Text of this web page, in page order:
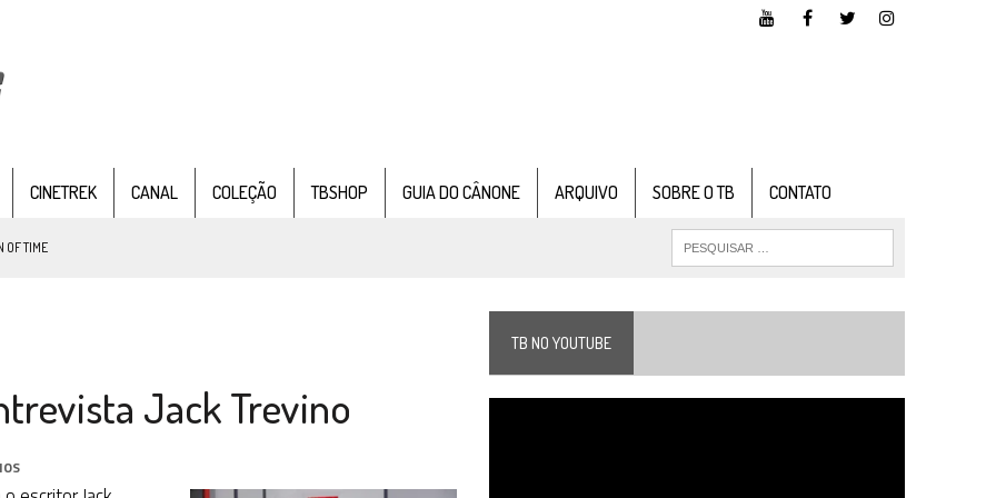
CINETREK CANAL COLEÇÃO TBSHOP GUIA DO CÂNONE ARQUIVO SOBRE O TB CONTATO
OF TIME
DE FÃS AXANAR HORAS APÓS ESTREIA
– “THE GRIFFIN INCIDENT” (4×02)
STAR TREK
Jack Trevino
TB NO YOUTUBE